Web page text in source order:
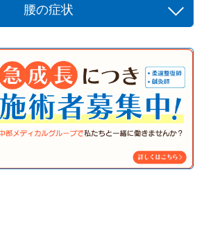
腰の症状